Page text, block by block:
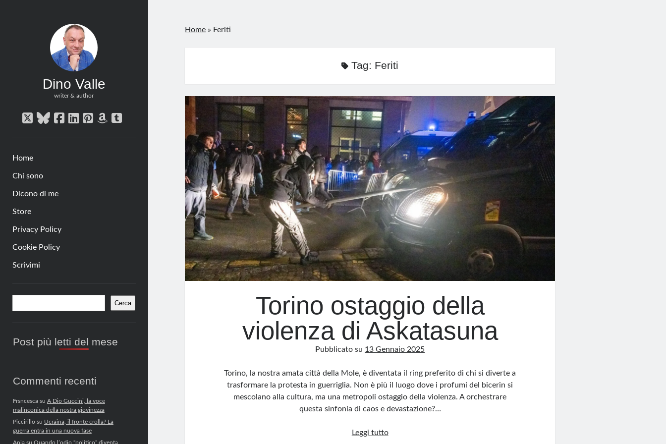
Dino Valle
writer & author
twitterbluesky
facebook
linkedin
pinterest
amazon
tumblr
Home
Chi sono
Dicono di me
Store
Privacy Policy
Cookie Policy
Scrivimi
Barra
laterale
Cerca
Post più letti del mese
Commenti recenti
Frsncescasu A Dio Guccini, la voce
malinconica della nostra giovinezza
Piccirillosu Ucraina, il fronte crolla? La
guerra entra in una nuova fase
Anjasu Quando l’odio “politico” diventa
Home » Feriti
Tag: Feriti
Torino ostaggio della
violenza di Askatasuna
Pubblicato su 13 Gennaio 2025
Torino, la nostra amata città della Mole, è diventata il ring preferito di chi si diverte a
trasformare la protesta in guerriglia. Non è più il luogo dove i profumi del bicerin si
mescolano alla cultura, ma una metropoli ostaggio della violenza. A orchestrare
questa sinfonia di caos e devastazione?…
Leggi tuttoTorino